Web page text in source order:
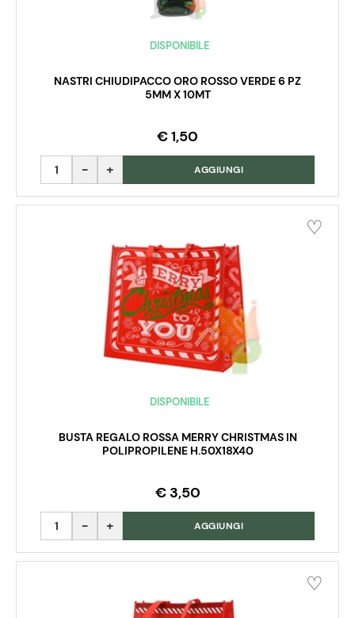
DISPONIBILE
NASTRI CHIUDIPACCO ORO ROSSO VERDE 6 PZ
5MM X 10MT
€ 1,50
Quantità AGGIUNGI
DISPONIBILE
BUSTA REGALO ROSSA MERRY CHRISTMAS IN
POLIPROPILENE H.50X18X40
€ 3,50
Quantità AGGIUNGI